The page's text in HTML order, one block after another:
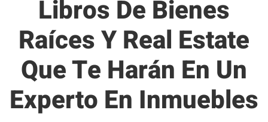
Libros De Bienes
Raíces Y Real Estate
Que Te Harán En Un
Experto En Inmuebles